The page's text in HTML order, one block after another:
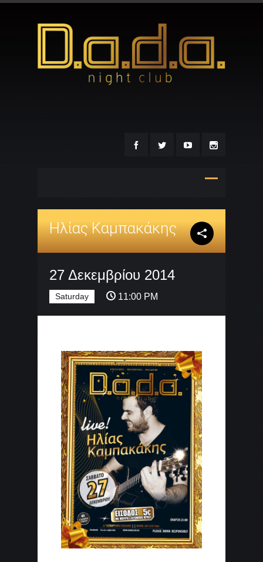
Ηλίας Καμπακάκης
27 Δεκεμβρίου 2014
Saturday 11:00 PM